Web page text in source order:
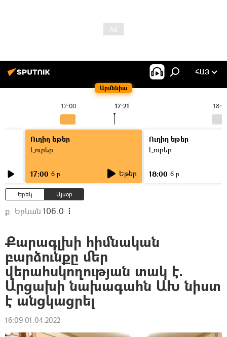
Արմենիա
ՀԱՅ
17:00 17:21
Ուղիղ եթեր
Լուրեր
17:00 6 ր Եթեր
Ուղիղ եթեր
Լուրեր
18:00 6 ր
Երեկ Այսօր
ք. Երևան 106.0
Քարագլխի հիմնական
բարձունքը մեր
վերահսկողության տակ է.
Արցախի նախագահն ԱԽ նիստ
է անցկացրել
16:09 01.04.2022